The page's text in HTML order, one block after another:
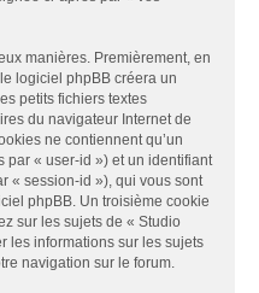
manières. Premièrement, en
logiciel phpBB créera un
petits fichiers textes
du navigateur Internet de
ne contiennent qu’un
par « user-id ») et un identifiant
« session-id »), qui vous sont
phpBB. Un troisième cookie
sur les sujets de « Studio
les informations sur les sujets
navigation sur le forum.